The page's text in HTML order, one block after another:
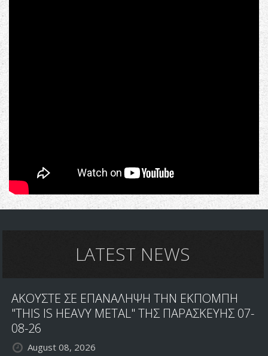
LATEST NEWS
ΑΚΟΥΣΤΕ ΣΕ ΕΠΑΝΑΛΗΨΗ ΤΗΝ ΕΚΠΟΜΠΗ
"THIS IS HEAVY METAL" ΤΗΣ ΠΑΡΑΣΚΕΥΗΣ 07-
08-26
August 08, 2026